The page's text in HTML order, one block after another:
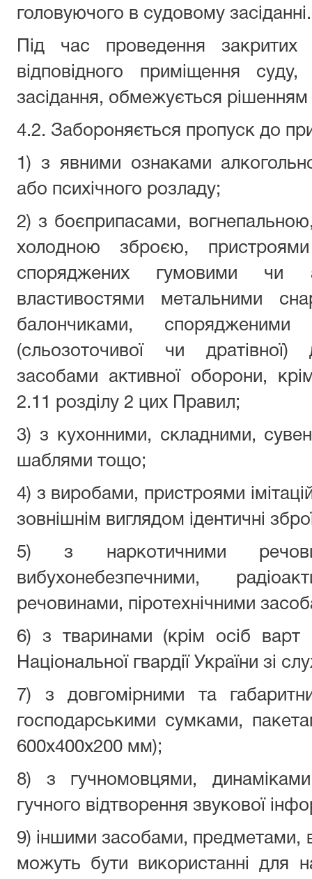
головуючого в судовому засіданні.
Під час проведення
відповідного приміщення
засідання, обмежується рішенням
4.2. Забороняється пропуск до
1) з явними ознаками
або психічного розладу;
2) з боєприпасами,
холодною зброєю,
споряджених гумовими чи
властивостями метальними
балончиками, спорядженими
(сльозоточивої чи дратівної)
засобами активної оборони,
2.11 розділу 2 цих Правил;
3) з кухонними, складними,
шаблями тощо;
4) з виробами, пристроями
зовнішнім виглядом ідентичні
5) з наркотичними
вибухонебезпечними,
речовинами, піротехнічними
6) з тваринами (крім осіб варт
Національної гвардії України зі
7) з довгомірними та
господарськими сумками,
600х400х200 мм);
8) з гучномовцями,
гучного відтворення звукової
9) іншими засобами, предметами,
можуть бути використанні для